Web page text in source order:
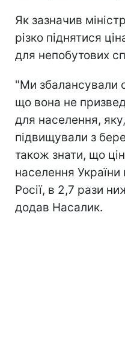
Як зазначив
різко піднятися
для непобутових
"Ми збалансували
що вона не
для населення,
підвищували з
також знати, що
населення
Росії, в 2,7 рази
додав Насалик.